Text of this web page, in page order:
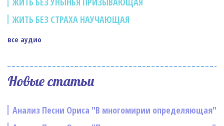
ЖИТЬ БЕЗ СТРАХА НАУЧАЮЩАЯ
все аудио
Новые статьи
Анализ Песни Ориса "В многомирии определяющая"